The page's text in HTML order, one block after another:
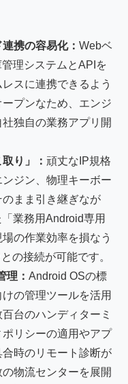
携の容易化： Webベ
理システムとAPIを
スに連携できるよう
プンなため、エンジ
独自の業務アプリ開
り」： 頑丈なIP規格
ジン、物理キーボー
のまま引き継ぎなが
業務用Android専用
の作業効率を損なう
の接続が可能です。
理： Android OSの標
の管理ツールを活用
台のハンディターミ
リシーの適用やアプ
時のリモート診断が
物流センターを展開